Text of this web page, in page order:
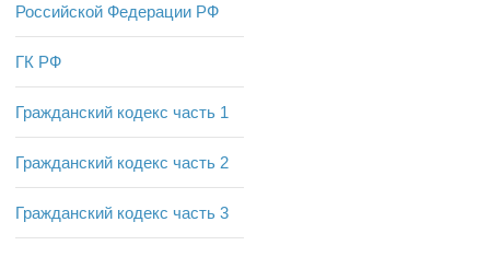
Российской Федерации РФ
ГК РФ
Гражданский кодекс часть 1
Гражданский кодекс часть 2
Гражданский кодекс часть 3